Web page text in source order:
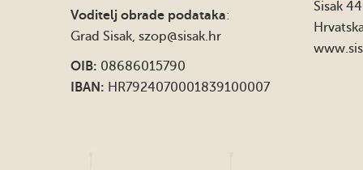
Voditelj obrade podataka:
Grad Sisak, szop@sisak.hr
OIB: 08686015790
IBAN: HR7924070001839100007
Sisak